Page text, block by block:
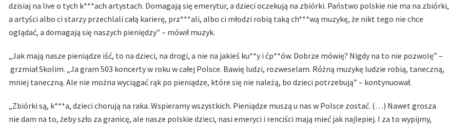
dzisiaj na live o tych k***ach artystach. Domagają się emerytur, a dzieci oczekują na zbiórki. Państwo polskie nie ma na zbiórki,
a artyści albo ci starzy przechlali całą karierę, prz***ali, albo ci młodzi robią taką ch***wą muzykę, że nikt tego nie chce
oglądać, a domagają się naszych pieniędzy” – mówił muzyk.
„Jak mają nasze pieniądze iść, to na dzieci, na drogi, a nie na jakieś ku**y i ćp**ów. Dobrze mówię? Nigdy na to nie pozwolę” –
grzmiał Skolim. „Ja gram 503 koncerty w roku w całej Polsce. Bawię ludzi, rozweselam. Różną muzykę ludzie robią, taneczną,
mniej taneczną. Ale nie można wyciągać rąk po pieniądze, które się nie należą, bo dzieci potrzebują” – kontynuował.
„Zbiórki są, k***a, dzieci chorują na raka. Wspieramy wszystkich. Pieniądze muszą u nas w Polsce zostać. (…) Nawet grosza
nie dam na to, żeby szło za granicę, ale nasze polskie dzieci, nasi emeryci i renciści mają mieć jak najlepiej. I za to wypijmy,